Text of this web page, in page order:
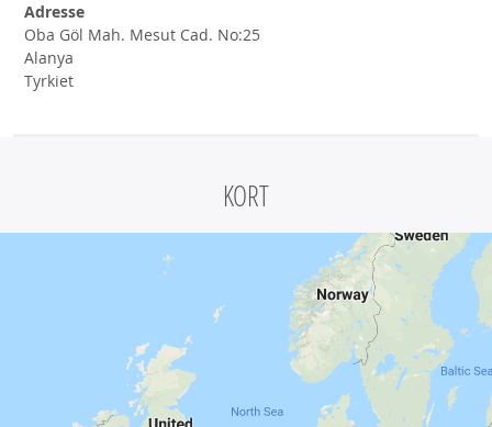
Adresse
Oba Göl Mah. Mesut Cad. No:25
Alanya
Tyrkiet
KORT